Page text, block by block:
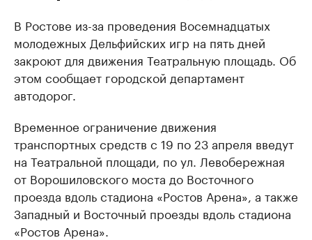
В Ростове из-за проведения Восемнадцатых
молодежных Дельфийских игр на пять дней
закроют для движения Театральную площадь. Об
этом сообщает городской департамент
автодорог.
Временное ограничение движения
транспортных средств с 19 по 23 апреля введут
на Театральной площади, по ул. Левобережная
от Ворошиловского моста до Восточного
проезда вдоль стадиона «Ростов Арена», а также
Западный и Восточный проезды вдоль стадиона
«Ростов Арена».